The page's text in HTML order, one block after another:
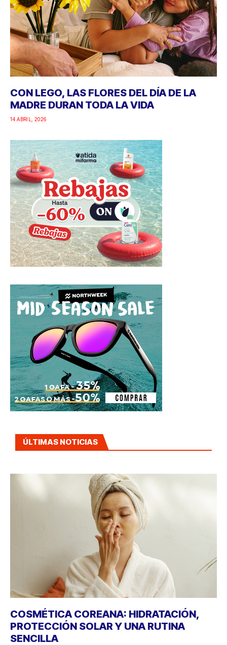
CON LEGO, LAS FLORES DEL DÍA DE LA
MADRE DURAN TODA LA VIDA
14 ABRIL, 2026
ÚLTIMAS NOTICIAS
COSMÉTICA COREANA: HIDRATACIÓN,
PROTECCIÓN SOLAR Y UNA RUTINA
SENCILLA